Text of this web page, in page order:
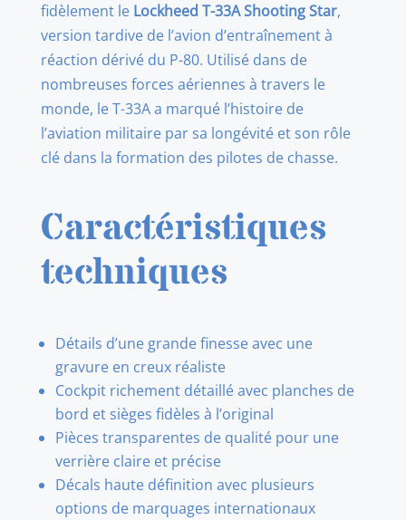
fidèlement le Lockheed T-33A Shooting Star,
version tardive de l’avion d’entraînement à
réaction dérivé du P-80. Utilisé dans de
nombreuses forces aériennes à travers le
monde, le T-33A a marqué l’histoire de
l’aviation militaire par sa longévité et son rôle
clé dans la formation des pilotes de chasse.
Caractéristiques
techniques
Détails d’une grande finesse avec une
gravure en creux réaliste
Cockpit richement détaillé avec planches de
bord et sièges fidèles à l’original
Pièces transparentes de qualité pour une
verrière claire et précise
Décals haute définition avec plusieurs
options de marquages internationaux